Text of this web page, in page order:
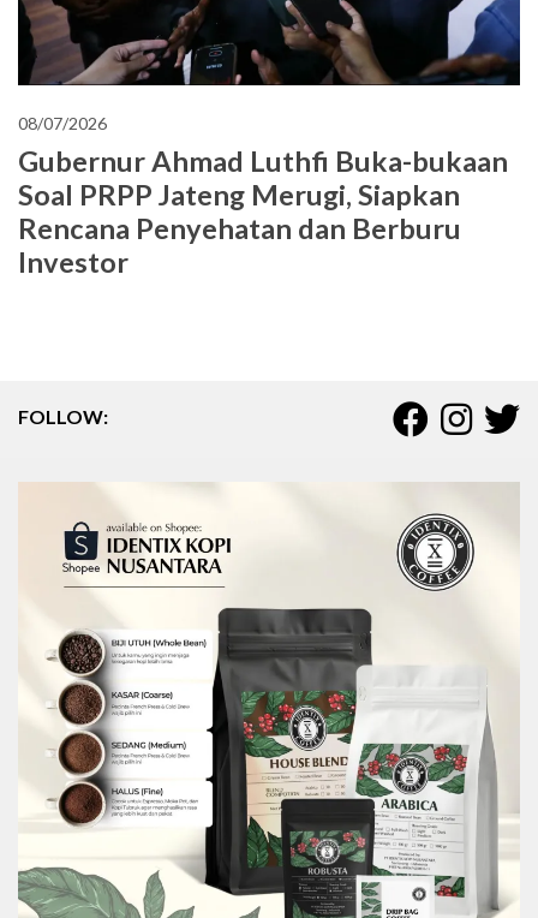
08/07/2026
Gubernur Ahmad Luthfi Buka-bukaan
Soal PRPP Jateng Merugi, Siapkan
Rencana Penyehatan dan Berburu
Investor
FOLLOW: